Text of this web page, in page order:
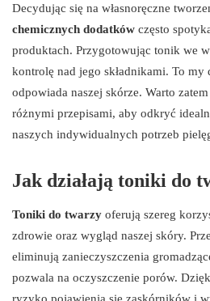
Decydując się na własnoręczne
chemicznych dodatków często
produktach. Przygotowując tonik we
kontrolę nad jego składnikami. To my
odpowiada naszej skórze. Warto
różnymi przepisami, aby odkryć
naszych indywidualnych potrzeb
Jak działają toniki do
Toniki do twarzy oferują szereg
zdrowie oraz wygląd naszej skóry.
eliminują zanieczyszczenia
pozwala na oczyszczenie porów.
ryzyko pojawienia się zaskórników i